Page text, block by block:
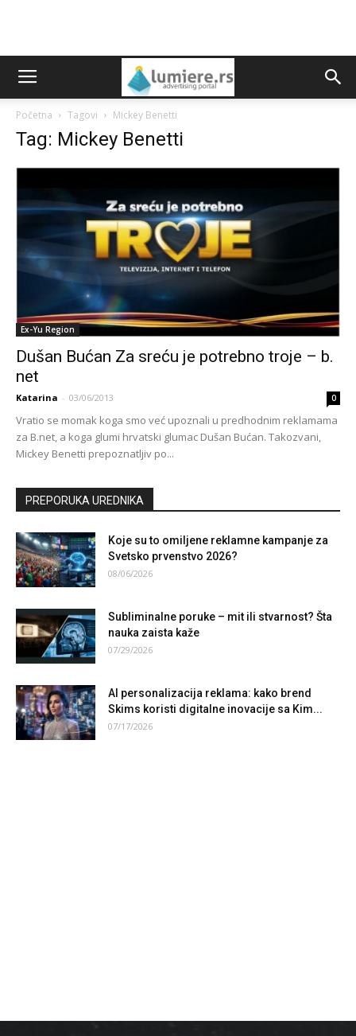
Početna Tagovi Mickey Benetti
Tag: Mickey Benetti
Ex-Yu Region
Dušan Bućan Za sreću je potrebno troje – b.
net
Katarina - 03/06/2013 0
Vratio se momak koga smo već upoznali u predhodnim reklamama
za B.net, a koga glumi hrvatski glumac Dušan Bućan. Takozvani,
Mickey Benetti prepoznatljiv po...
PREPORUKA UREDNIKA
Koje su to omiljene reklamne kampanje za
Svetsko prvenstvo 2026?
08/06/2026
Subliminalne poruke – mit ili stvarnost? Šta
nauka zaista kaže
07/29/2026
AI personalizacija reklama: kako brend
Skims koristi digitalne inovacije sa Kim...
07/17/2026